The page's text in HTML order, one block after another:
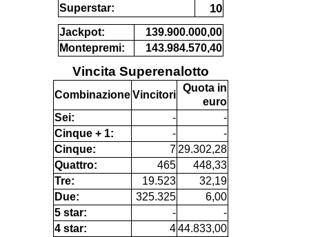
Superstar: 10
Jackpot:
139.900.000,00
Montepremi:
143.984.570,40
Vincita Superenalotto
CombinazioneVincitori
Quota in
euro
Sei:
-
-
Cinque + 1:
-
-
Cinque:
7 29.302,28
Quattro:
465
448,33
Tre:
19.523
32,19
Due:
325.325
6,00
5 star:
-
-
4 star:
444.833,00